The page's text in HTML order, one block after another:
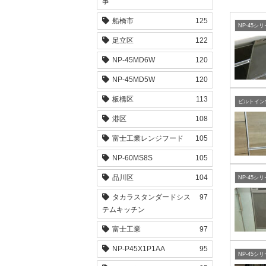
NP-45シリ
NP-45シリ
NP-45シリ
船橋市 125
足立区 122
NP-45MD6W 120
NP-45MD5W 120
板橋区 113
港区 108
富士工業レンジフード 105
NP-60MS8S 105
品川区 104
タカラスタンダードシス
テムキッチン
97
富士工業 97
NP-P45X1P1AA 95